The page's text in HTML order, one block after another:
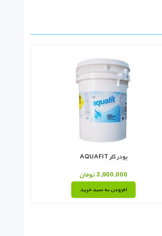
پودر کلر AQUAFIT
3,900,000 تومان
افزودن به سبد خرید